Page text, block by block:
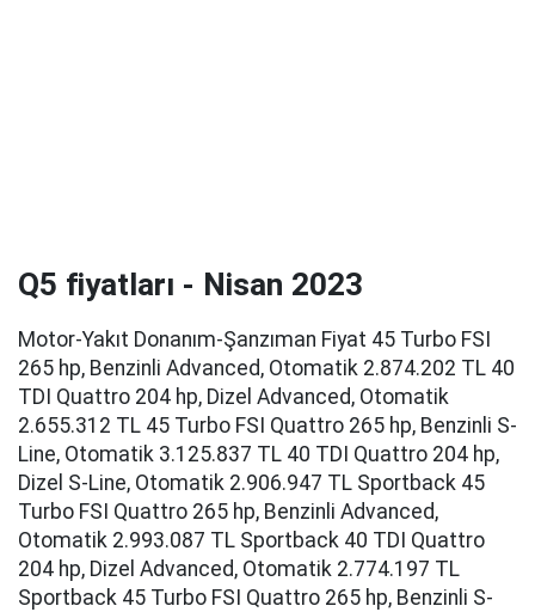
Q5 fiyatları - Nisan 2023
Motor-Yakıt Donanım-Şanzıman Fiyat 45 Turbo FSI
265 hp, Benzinli Advanced, Otomatik 2.874.202 TL 40
TDI Quattro 204 hp, Dizel Advanced, Otomatik
2.655.312 TL 45 Turbo FSI Quattro 265 hp, Benzinli S-
Line, Otomatik 3.125.837 TL 40 TDI Quattro 204 hp,
Dizel S-Line, Otomatik 2.906.947 TL Sportback 45
Turbo FSI Quattro 265 hp, Benzinli Advanced,
Otomatik 2.993.087 TL Sportback 40 TDI Quattro
204 hp, Dizel Advanced, Otomatik 2.774.197 TL
Sportback 45 Turbo FSI Quattro 265 hp, Benzinli S-